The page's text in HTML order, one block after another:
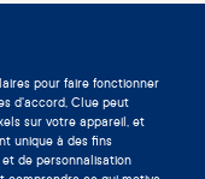
pour faire fonctionner
d'accord, Clue peut
sur votre appareil, et
unique à des fins
de personnalisation